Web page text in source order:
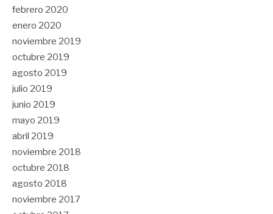
febrero 2020
enero 2020
noviembre 2019
octubre 2019
agosto 2019
julio 2019
junio 2019
mayo 2019
abril 2019
noviembre 2018
octubre 2018
agosto 2018
noviembre 2017